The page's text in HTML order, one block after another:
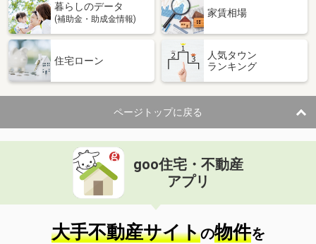
暮らしのデータ
(補助金・助成金情報)
家賃相場
住宅ローン
人気タウン
ランキング
ページトップに戻る
goo住宅・不動産
アプリ
大手不動産サイトの物件を